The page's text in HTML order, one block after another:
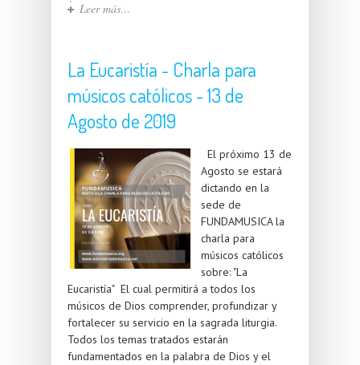
Leer más…
La Eucaristía - Charla para
músicos católicos - 13 de
Agosto de 2019
El próximo 13 de
Agosto se estará
dictando en la
sede de
FUNDAMUSICA la
charla para
músicos católicos
sobre: "La
Eucaristía" El cual permitirá a todos los
músicos de Dios comprender, profundizar y
fortalecer su servicio en la sagrada liturgia.
Todos los temas tratados estarán
fundamentados en la palabra de Dios y el